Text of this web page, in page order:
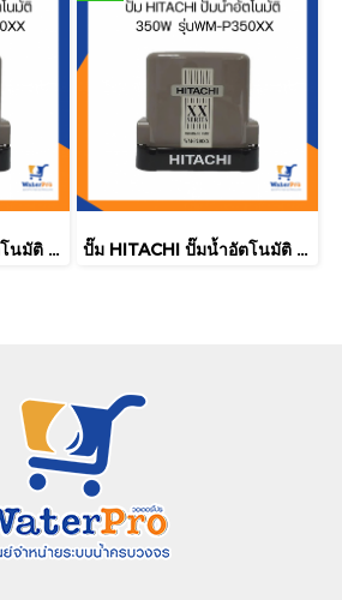
ปั๊ม HITACHI ปั๊มน้ำอัตโนมัติ 200W รุ่นWM-P200XX ปั๊ม HITACHI ปั๊มน้ำอัตโนมัติ 350W รุ่นWM-P350XX